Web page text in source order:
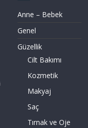
Anne – Bebek
Genel
Güzellik
Cilt Bakımı
Kozmetik
Makyaj
Saç
Tırnak ve Oje